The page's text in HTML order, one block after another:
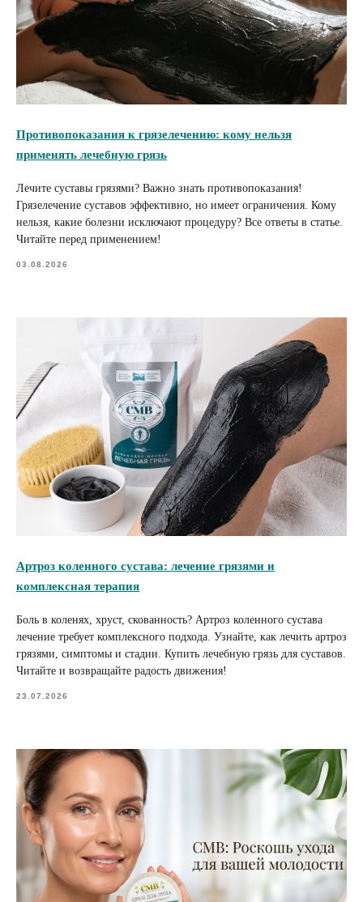
Противопоказания к грязелечению: кому нельзя
применять лечебную грязь
Лечите суставы грязями? Важно знать противопоказания!
Грязелечение суставов эффективно, но имеет ограничения. Кому
нельзя, какие болезни исключают процедуру? Все ответы в статье.
Читайте перед применением!
03.08.2026
Артроз коленного сустава: лечение грязями и
комплексная терапия
Боль в коленях, хруст, скованность? Артроз коленного сустава
лечение требует комплексного подхода. Узнайте, как лечить артроз
грязями, симптомы и стадии. Купить лечебную грязь для суставов.
Читайте и возвращайте радость движения!
23.07.2026